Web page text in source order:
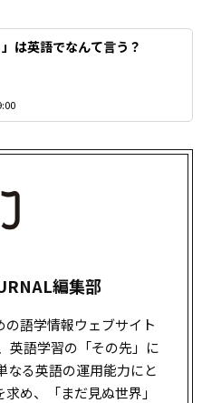
」は英語でなんて言う？
編集部
語学情報ウェブサイト
英語学習の「その先」に
なる英語の運用能力にと
め、「まだ見ぬ世界」